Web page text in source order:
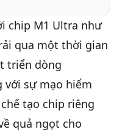
chip M1 Ultra như
qua một thời gian
triển dòng
với sự mạo hiểm
tạo chip riêng
quả ngọt cho